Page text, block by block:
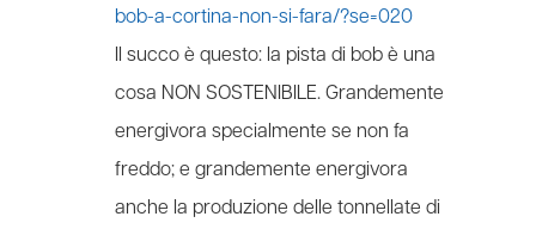
bob-a-cortina-non-si-fara/?se=020
Il succo è questo: la pista di bob è una
cosa NON SOSTENIBILE. Grandemente
energivora specialmente se non fa
freddo; e grandemente energivora
anche la produzione delle tonnellate di